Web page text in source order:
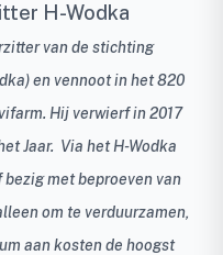
H-Wodka
van de stichting
en vennoot in het 820
Hij verwierf in 2017
Jaar. Via het H-Wodka
met beproeven van
om te verduurzamen,
aan kosten de hoogst